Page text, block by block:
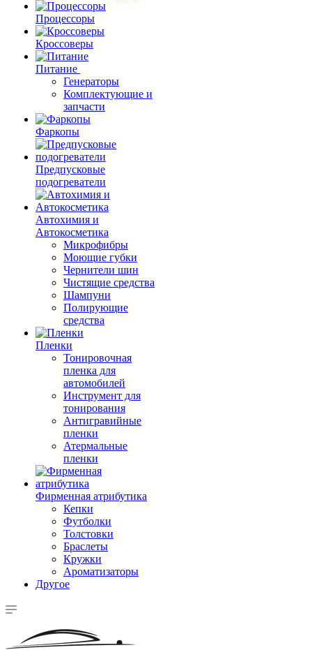
Процессоры
Кроссоверы
Питание
Генераторы
Комплектующие и
запчасти
Фаркопы
Предпусковые
подогреватели
Автохимия и
Автокосметика
Микрофибры
Моющие губки
Чернители шин
Чистящие средства
Шампуни
Полирующие
средства
Пленки
Тонировочная
пленка для
автомобилей
Инструмент для
тонирования
Антигравийные
пленки
Атермальные
пленки
Фирменная атрибутика
Кепки
Футболки
Толстовки
Браслеты
Кружки
Ароматизаторы
Другое